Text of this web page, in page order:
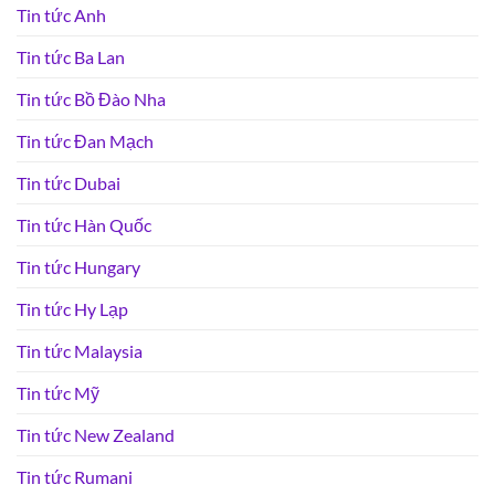
Tin tức Anh
Tin tức Ba Lan
Tin tức Bồ Đào Nha
Tin tức Đan Mạch
Tin tức Dubai
Tin tức Hàn Quốc
Tin tức Hungary
Tin tức Hy Lạp
Tin tức Malaysia
Tin tức Mỹ
Tin tức New Zealand
Tin tức Rumani